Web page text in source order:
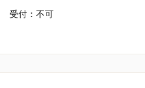
受付：不可